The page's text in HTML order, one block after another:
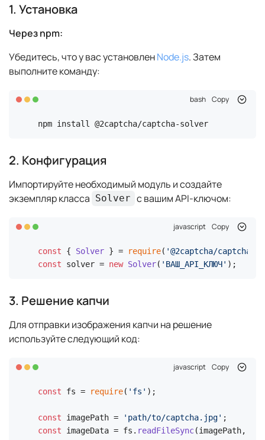
1. Установка
Через npm:
Убедитесь, что у вас установленNode.js. Затем
выполните команду:
bash Copy
npm install @2captcha/captcha-solver
2. Конфигурация
Импортируйте необходимый модуль и создайте
экземпляр класса Solver с вашим API-ключом:
javascript Copy
const { Solver } = require( '@2captcha/captcha-
const solver = new Solver( 'ВАШ_API_КЛЮЧ' );
3. Решение капчи
Для отправки изображения капчи на решение
используйте следующий код:
javascript Copy
const fs = require( 'fs' );
const imagePath = 'path/to/captcha.jpg'
const imageData = fs. readFileSync(imagePath, {